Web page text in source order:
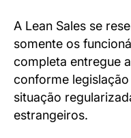
A Lean Sales se
somente os
completa entregue
conforme
situação
estrangeiros.